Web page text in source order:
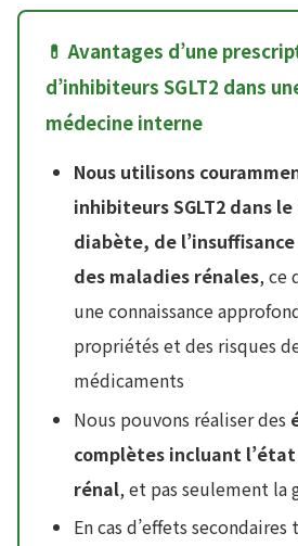
💊 Avantages d’une
d’inhibiteurs SGLT2 dans
médecine interne
Nous utilisons
inhibiteurs SGLT2 dans
diabète, de
des maladies rénales, ce
une connaissance
propriétés et des risques
médicaments
Nous pouvons réaliser des
complètes incluant
rénal, et pas seulement la
En cas d’effets secondaires